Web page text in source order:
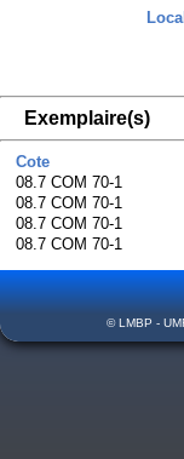
Exemplaire(s)
Cote
08.7 COM 70-1
08.7 COM 70-1
08.7 COM 70-1
08.7 COM 70-1
© LMBP -